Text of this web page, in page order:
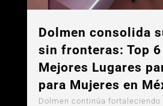
Dolmen consolida
sin fronteras: Top
Mejores Lugares
para Mujeres en
Dolmen continúa fortaleciendo